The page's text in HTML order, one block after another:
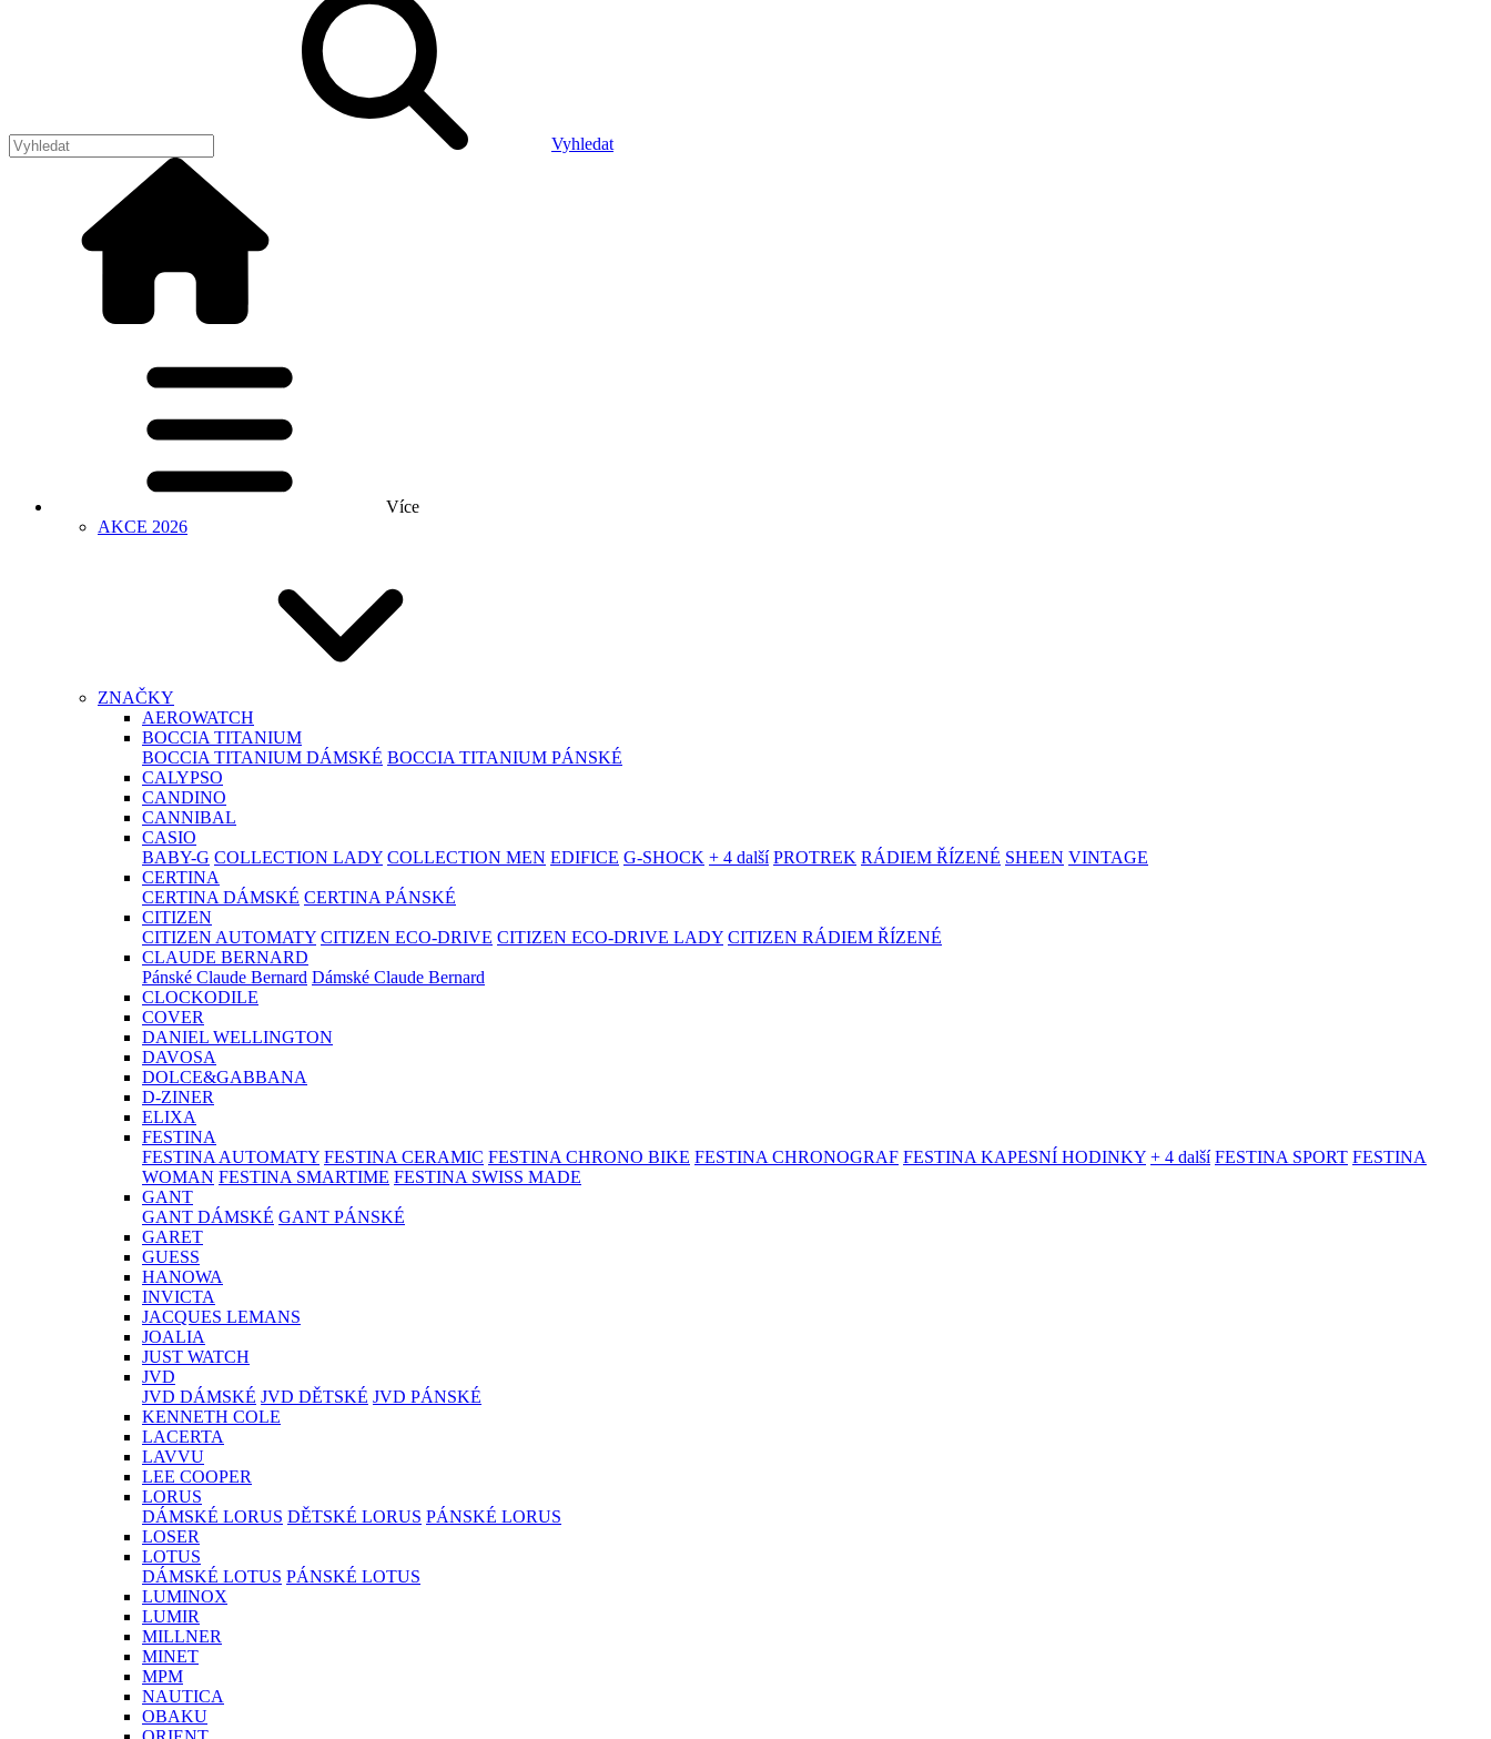
Vyhledat
Více
AKCE 2026
ZNAČKY
AEROWATCH
BOCCIA TITANIUM
BOCCIA TITANIUM DÁMSKÉ BOCCIA TITANIUM PÁNSKÉ
CALYPSO
CANDINO
CANNIBAL
CASIO
BABY-G COLLECTION LADY COLLECTION MEN EDIFICE G-SHOCK + 4 další PROTREK RÁDIEM ŘÍZENÉ SHEEN VINTAGE
CERTINA
CERTINA DÁMSKÉ CERTINA PÁNSKÉ
CITIZEN
CITIZEN AUTOMATY CITIZEN ECO-DRIVE CITIZEN ECO-DRIVE LADY CITIZEN RÁDIEM ŘÍZENÉ
CLAUDE BERNARD
Pánské Claude Bernard Dámské Claude Bernard
CLOCKODILE
COVER
DANIEL WELLINGTON
DAVOSA
DOLCE&GABBANA
D-ZINER
ELIXA
FESTINA
FESTINA AUTOMATY FESTINA CERAMIC FESTINA CHRONO BIKE FESTINA CHRONOGRAF FESTINA KAPESNÍ HODINKY + 4 další FESTINA SPORT FESTINA
WOMAN FESTINA SMARTIME FESTINA SWISS MADE
GANT
GANT DÁMSKÉ GANT PÁNSKÉ
GARET
GUESS
HANOWA
INVICTA
JACQUES LEMANS
JOALIA
JUST WATCH
JVD
JVD DÁMSKÉ JVD DĚTSKÉ JVD PÁNSKÉ
KENNETH COLE
LACERTA
LAVVU
LEE COOPER
LORUS
DÁMSKÉ LORUS DĚTSKÉ LORUS PÁNSKÉ LORUS
LOSER
LOTUS
DÁMSKÉ LOTUS PÁNSKÉ LOTUS
LUMINOX
LUMIR
MILLNER
MINET
MPM
NAUTICA
OBAKU